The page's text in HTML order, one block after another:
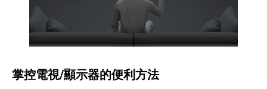
掌控電視/顯示器的便利方法